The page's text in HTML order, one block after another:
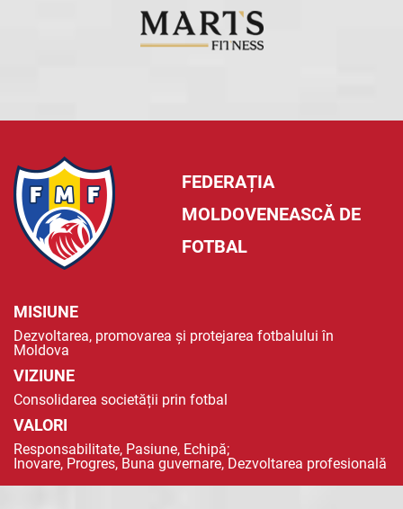
FEDERAȚIA
MOLDOVENEASCĂ DE
FOTBAL
MISIUNE
Dezvoltarea, promovarea și protejarea fotbalului în
Moldova
VIZIUNE
Consolidarea societății prin fotbal
VALORI
Responsabilitate, Pasiune, Echipă;
Inovare, Progres, Buna guvernare, Dezvoltarea profesională